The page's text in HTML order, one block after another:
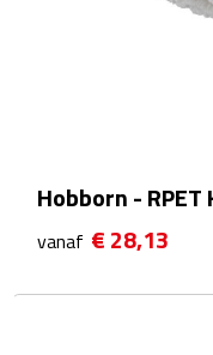
Kopjes
Mokken
Schoteltjes
Hobborn - RPET
vanaf € 28,13